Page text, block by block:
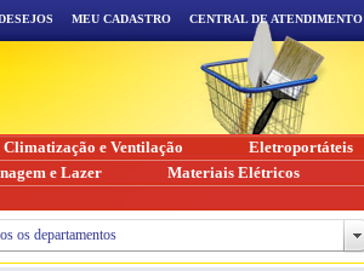
MEU CADASTRO CENTRAL DE ATENDIMENTO
Climatização e Ventilação Eletroportáteis
e Lazer
Materiais Elétricos
os departamentos